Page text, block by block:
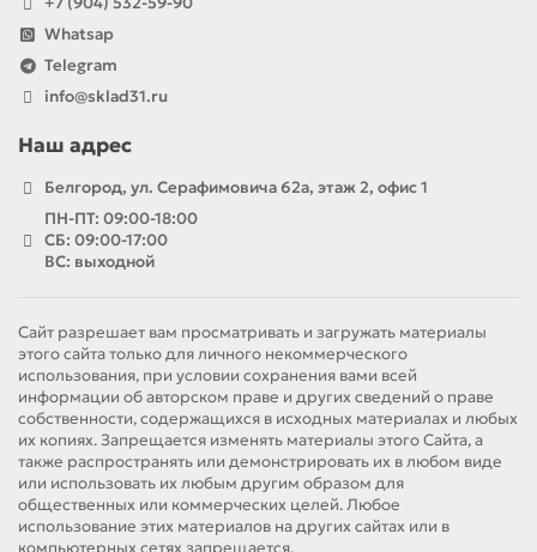
Whatsap
Telegram
info@sklad31.ru
Наш адрес
Белгород, ул. Серафимовича 62а, этаж 2, офис 1
ПН-ПТ: 09:00-18:00
СБ: 09:00-17:00
ВС: выходной
Сайт разрешает вам просматривать и загружать материалы
этого сайта только для личного некоммерческого
использования, при условии сохранения вами всей
информации об авторском праве и других сведений о праве
собственности, содержащихся в исходных материалах и любых
их копиях. Запрещается изменять материалы этого Сайта, а
также распространять или демонстрировать их в любом виде
или использовать их любым другим образом для
общественных или коммерческих целей. Любое
использование этих материалов на других сайтах или в